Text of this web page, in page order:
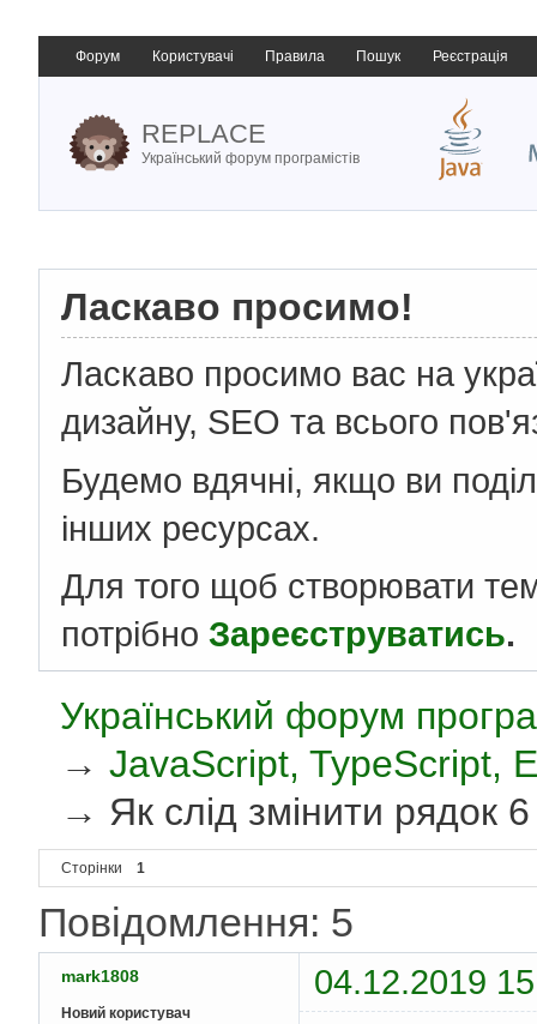
Форум Користувачі Правила Пошук Реєстрація
REPLACE
Український форум програмістів
Ласкаво просимо!
Ласкаво просимо вас на
дизайну, SEO та всього
Будемо вдячні, якщо ви
інших ресурсах.
Для того щоб створювати
потрібно Зареєструватись.
Український форум
→JavaScript, TypeScript,
→ Як слід змінити рядок
Сторінки 1
Повідомлення: 5
mark1808 04.12.2019
Новий користувач